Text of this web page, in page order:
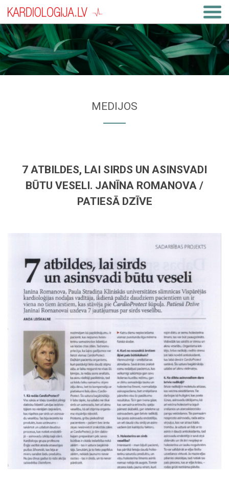
MEDIJOS
7 ATBILDES, LAI SIRDS UN ASINSVADI
BŪTU VESELI. JANĪNA ROMANOVA /
PATIESĀ DZĪVE